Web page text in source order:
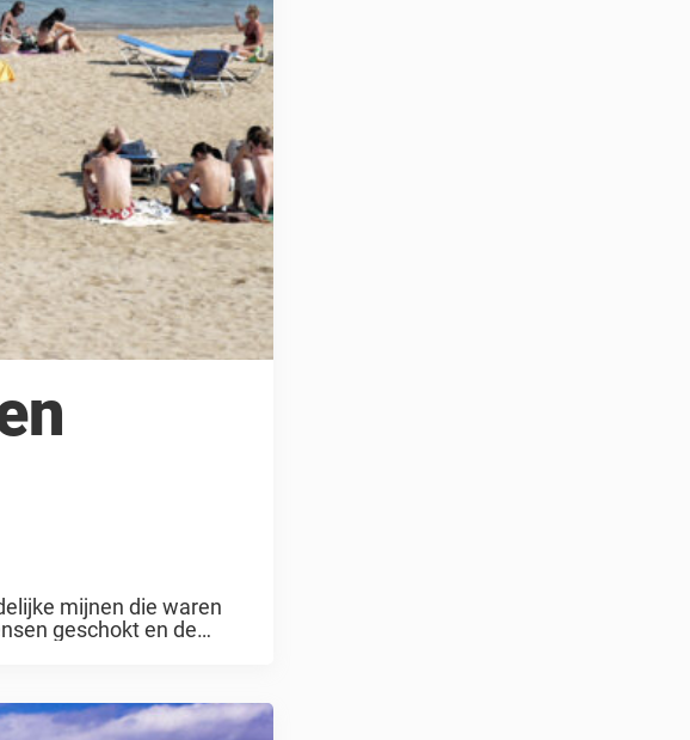
mijnen die waren
geschokt en de